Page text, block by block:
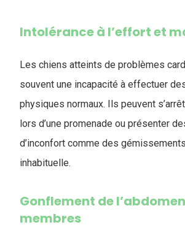
Intolérance à l’effort et
Les chiens atteints de problèmes
souvent une incapacité à effectuer
physiques normaux. Ils peuvent
lors d’une promenade ou présenter
d’inconfort comme des
inhabituelle.
Gonflement de
membres